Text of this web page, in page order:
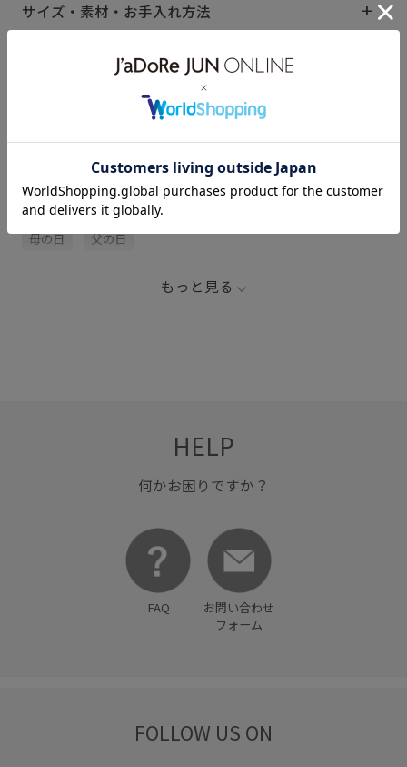
サイズ・素材・お手入れ方法
FOOD ご褒美 ギフト ワイン
母の日 父の日
もっと見る
HELP
何かお困りですか？
FAQ
お問い合わせ
フォーム
FOLLOW US ON